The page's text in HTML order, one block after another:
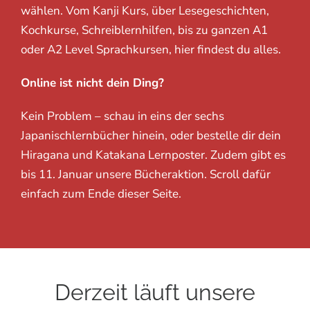
wählen. Vom Kanji Kurs, über Lesegeschichten,
Kochkurse, Schreiblernhilfen, bis zu ganzen A1
oder A2 Level Sprachkursen, hier findest du alles.
Online ist nicht dein Ding?
Kein Problem – schau in eins der sechs
Japanischlernbücher hinein, oder bestelle dir dein
Hiragana und Katakana Lernposter. Zudem gibt es
bis 11. Januar unsere Bücheraktion. Scroll dafür
einfach zum Ende dieser Seite.
Derzeit läuft unsere